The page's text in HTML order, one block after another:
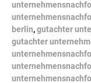
berlin,gutachter
gutachter